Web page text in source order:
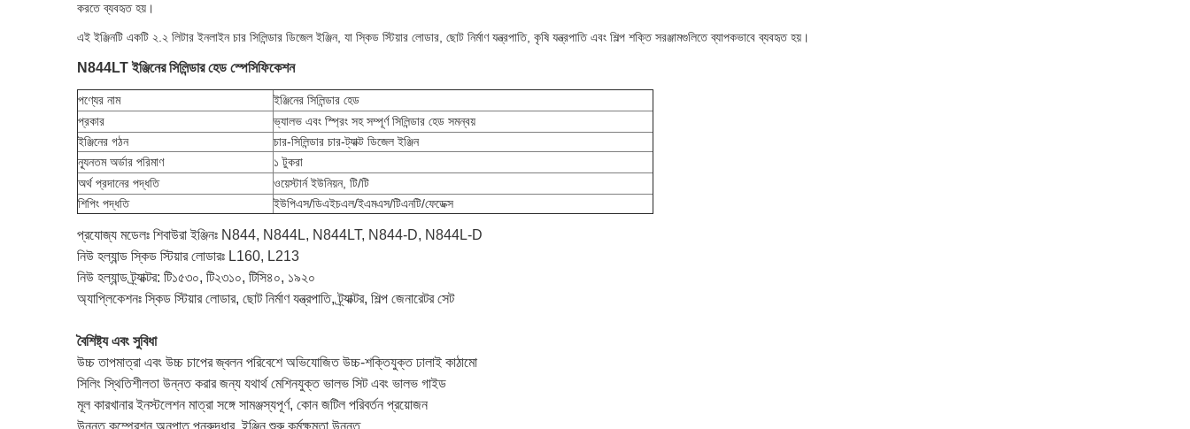
করতে ব্যবহৃত হয়।
এই ইঞ্জিনটি একটি ২.২ লিটার ইনলাইন চার সিলিন্ডার ডিজেল ইঞ্জিন, যা স্কিড স্টিয়ার লোডার, ছোট নির্মাণ যন্ত্রপাতি, কৃষি যন্ত্রপাতি এবং শিল্প শক্তি সরঞ্জামগুলিতে ব্যাপকভাবে ব্যবহৃত হয়।
N844LT ইঞ্জিনের সিলিন্ডার হেড স্পেসিফিকেশন
পণ্যের নাম
ইঞ্জিনের সিলিন্ডার হেড
প্রকার
ভ্যালভ এবং স্প্রিং সহ সম্পূর্ণ সিলিন্ডার হেড সমন্বয়
ইঞ্জিনের গঠন
চার-সিলিন্ডার চার-ট্যাক্ট ডিজেল ইঞ্জিন
ন্যূনতম অর্ডার পরিমাণ
১ টুকরা
অর্থ প্রদানের পদ্ধতি
ওয়েস্টার্ন ইউনিয়ন, টি/টি
শিপিং পদ্ধতি
ইউপিএস/ডিএইচএল/ইএমএস/টিএনটি/ফেডেক্স
প্রযোজ্য মডেলঃ শিবাউরা ইঞ্জিনঃ N844, N844L, N844LT, N844-D, N844L-D
নিউ হল্যান্ড স্কিড স্টিয়ার লোডারঃ L160, L213
নিউ হল্যান্ড ট্র্যাক্টর: টি১৫৩০, টি২৩১০, টিসি৪০, ১৯২০
অ্যাপ্লিকেশনঃ স্কিড স্টিয়ার লোডার, ছোট নির্মাণ যন্ত্রপাতি, ট্র্যাক্টর, শিল্প জেনারেটর সেট
বৈশিষ্ট্য এবং সুবিধা
উচ্চ তাপমাত্রা এবং উচ্চ চাপের জ্বলন পরিবেশে অভিযোজিত উচ্চ-শক্তিযুক্ত ঢালাই কাঠামো
সিলিং স্থিতিশীলতা উন্নত করার জন্য যথার্থ মেশিনযুক্ত ভালভ সিট এবং ভালভ গাইড
মূল কারখানার ইনস্টলেশন মাত্রা সঙ্গে সামঞ্জস্যপূর্ণ, কোন জটিল পরিবর্তন প্রয়োজন
উন্নত কম্প্রেশন অনুপাত পুনরুদ্ধার, ইঞ্জিন শুরু কর্মক্ষমতা উন্নত